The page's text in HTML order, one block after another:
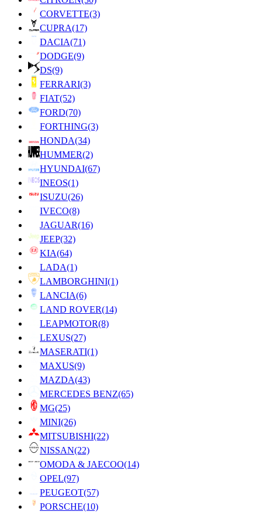
CORVETTE(3)
CUPRA(17)
DACIA(71)
DODGE(9)
DS(9)
FERRARI(3)
FIAT(52)
FORD(70)
FORTHING(3)
HONDA(34)
HUMMER(2)
HYUNDAI(67)
INEOS(1)
ISUZU(26)
IVECO(8)
JAGUAR(16)
JEEP(32)
KIA(64)
LADA(1)
LAMBORGHINI(1)
LANCIA(6)
LAND ROVER(14)
LEAPMOTOR(8)
LEXUS(27)
MASERATI(1)
MAXUS(9)
MAZDA(43)
MERCEDES BENZ(65)
MG(25)
MINI(26)
MITSUBISHI(22)
NISSAN(22)
OMODA & JAECOO(14)
OPEL(97)
PEUGEOT(57)
PORSCHE(10)